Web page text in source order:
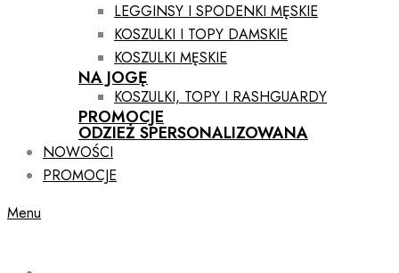
LEGGINSY I SPODENKI MĘSKIE
KOSZULKI I TOPY DAMSKIE
KOSZULKI MĘSKIE
NA JOGĘ
KOSZULKI, TOPY I RASHGUARDY
PROMOCJE
ODZIEŻ SPERSONALIZOWANA
NOWOŚCI
PROMOCJE
Menu